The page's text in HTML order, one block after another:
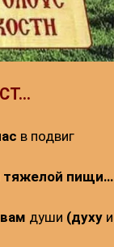
в подвиг
тяжелой пищи…
души (духуи